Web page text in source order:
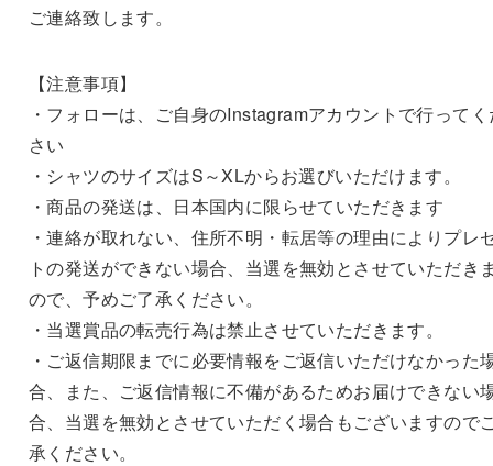
ご連絡致します。
【注意事項】
・フォローは、ご自身のInstagramアカウントで行って
さい
・シャツのサイズはS～XLからお選びいただけます。
・商品の発送は、日本国内に限らせていただきます
・連絡が取れない、住所不明・転居等の理由によりプレ
トの発送ができない場合、当選を無効とさせていただき
ので、予めご了承ください。
・当選賞品の転売行為は禁止させていただきます。
・ご返信期限までに必要情報をご返信いただけなかった
合、また、ご返信情報に不備があるためお届けできない
合、当選を無効とさせていただく場合もございますので
承ください。